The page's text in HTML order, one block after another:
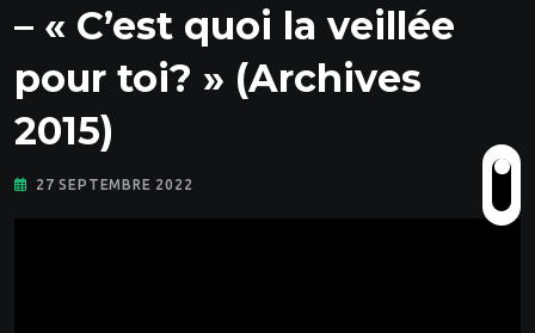
– « C’est quoi la veillée
pour toi? » (Archives
2015)
27 SEPTEMBRE 2022